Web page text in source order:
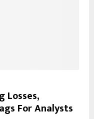
Losses,
For Analysts